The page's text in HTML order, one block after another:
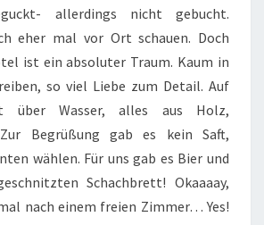
allerdings nicht gebucht.
eher mal vor Ort schauen. Doch
ist ein absoluter Traum. Kaum in
so viel Liebe zum Detail. Auf
über Wasser, alles aus Holz,
Begrüßung gab es kein Saft,
wählen. Für uns gab es Bier und
Schachbrett! Okaaaay,
nach einem freien Zimmer… Yes!